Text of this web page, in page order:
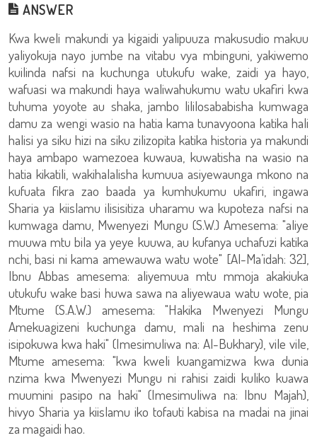
ANSWER
Kwa kweli makundi ya kigaidi yalipuuza makusudio makuu
yaliyokuja nayo jumbe na vitabu vya mbinguni, yakiwemo
kuilinda nafsi na kuchunga utukufu wake, zaidi ya hayo,
wafuasi wa makundi haya waliwahukumu watu ukafiri kwa
tuhuma yoyote au shaka, jambo lililosababisha kumwaga
damu za wengi wasio na hatia kama tunavyoona katika hali
halisi ya siku hizi na siku zilizopita katika historia ya makundi
haya ambapo wamezoea kuwaua, kuwatisha na wasio na
hatia kikatili, wakihalalisha kumuua asiyewaunga mkono na
kufuata fikra zao baada ya kumhukumu ukafiri, ingawa
Sharia ya kiislamu ilisisitiza uharamu wa kupoteza nafsi na
kumwaga damu, Mwenyezi Mungu (S.W.) Amesema: "aliye
muuwa mtu bila ya yeye kuuwa, au kufanya uchafuzi katika
nchi, basi ni kama amewauwa watu wote" [Al-Ma’idah: 32],
Ibnu Abbas amesema: aliyemuua mtu mmoja akakiuka
utukufu wake basi huwa sawa na aliyewaua watu wote, pia
Mtume (S.A.W.) amesema: "Hakika Mwenyezi Mungu
Amekuagizeni kuchunga damu, mali na heshima zenu
isipokuwa kwa haki" (Imesimuliwa na: Al-Bukhary), vile vile,
Mtume amesema: "kwa kweli kuangamizwa kwa dunia
nzima kwa Mwenyezi Mungu ni rahisi zaidi kuliko kuawa
muumini pasipo na haki" (Imesimuliwa na: Ibnu Majah),
hivyo Sharia ya kiislamu iko tofauti kabisa na madai na jinai
za magaidi hao.